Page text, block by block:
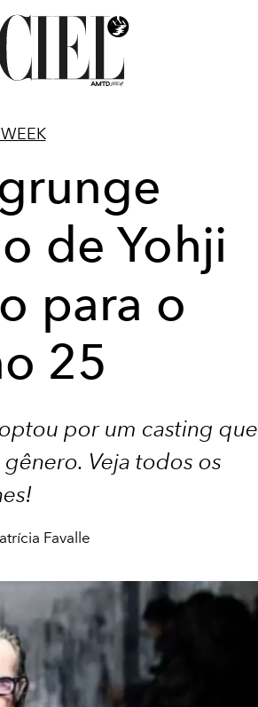
de Yohji
para o
25
optou por um casting que
Veja todos os
Favalle